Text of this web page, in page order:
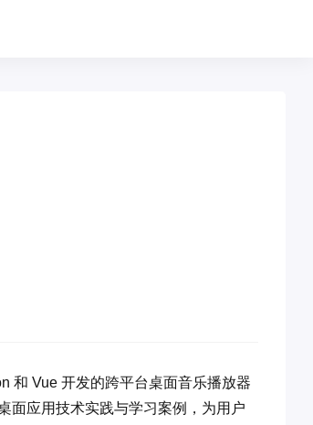
和 Vue 开发的跨平台桌面音乐播放器
面应用技术实践与学习案例，为用户